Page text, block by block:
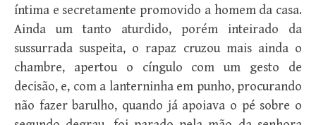
íntima e secretamente promovido a homem da casa.
Ainda um tanto aturdido, porém inteirado da
sussurrada suspeita, o rapaz cruzou mais ainda o
chambre, apertou o cíngulo com um gesto de
decisão, e, com a lanterninha em punho, procurando
não fazer barulho, quando já apoiava o pé sobre o